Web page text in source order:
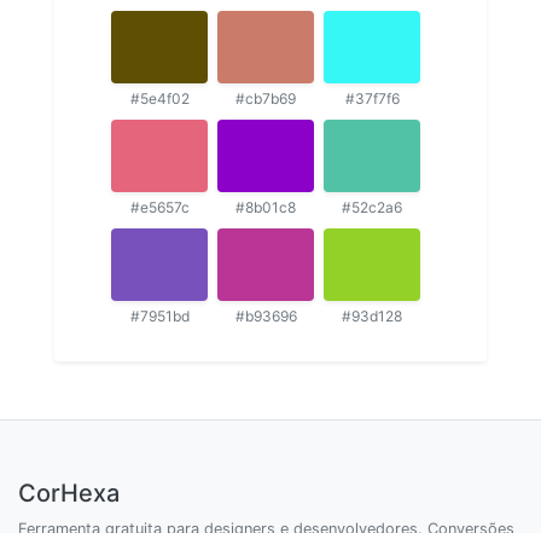
#5e4f02 #cb7b69 #37f7f6
#e5657c #8b01c8 #52c2a6
#7951bd #b93696 #93d128
CorHexa
Ferramenta gratuita para designers e desenvolvedores. Conversões